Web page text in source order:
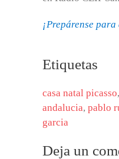
¡Prepárense
Etiquetas
casa natal picasso,
andalucia, pablo
garcia
Deja un